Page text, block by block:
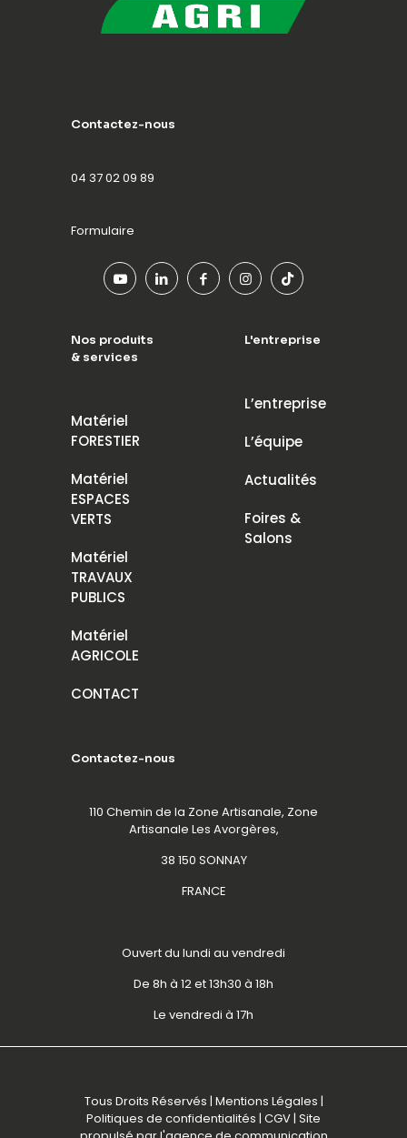
Contactez-nous
04 37 02 09 89
Formulaire
Nos produits
& services
Matériel
FORESTIER
Matériel
ESPACES
VERTS
Matériel
TRAVAUX
PUBLICS
Matériel
AGRICOLE
CONTACT
L'entreprise
L’entreprise
L’équipe
Actualités
Foires &
Salons
Contactez-nous
110 Chemin de la Zone Artisanale, Zone
Artisanale Les Avorgères,
38 150 SONNAY
FRANCE
Ouvert du lundi au vendredi
De 8h à 12 et 13h30 à 18h
Le vendredi à 17h
Tous Droits Réservés | Mentions Légales |
Politiques de confidentialités | CGV | Site